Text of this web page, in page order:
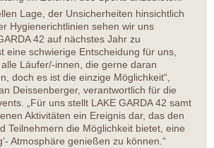
Lage, der Unsicherheiten hinsichtlich
Hygienerichtlinien sehen wir uns
42 auf nächstes Jahr zu
eine schwierige Entscheidung für uns,
Läufer/-innen, die gerne daran
doch es ist die einzige Möglichkeit“,
Deissenberger, verantwortlich für die
„Für uns stellt LAKE GARDA 42 samt
Aktivitäten ein Ereignis dar, das den
Teilnehmern die Möglichkeit bietet, eine
Atmosphäre genießen zu können.“